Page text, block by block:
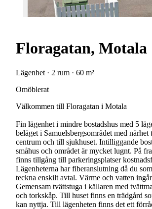
Floragatan, Motala
Lägenhet · 2 rum · 60 m²
Omöblerat
Välkommen till Floragatan i Motala
Fin lägenhet i mindre bostadshus med 5
beläget i Samuelsbergsområdet med
centrum och till sjukhuset. Intilliggande
småhus och området är mycket lugnt. På
finns tillgång till parkeringsplatser
Lägenheterna har fiberanslutning då du
teckna enskilt avtal. Värme och vatten
Gemensam tvättstuga i källaren med
och torkskåp. Till huset finns en trädgård
kan nyttja. Till lägenheten finns det ett